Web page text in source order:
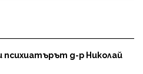
психиатърът д-р Николай